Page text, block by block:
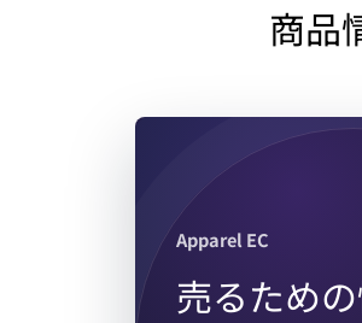
商品
Apparel EC
売るため